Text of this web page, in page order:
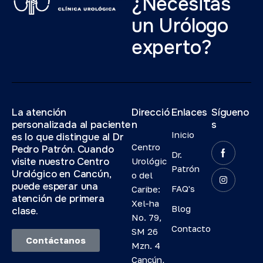
un Urólogo
experto?
La atención
personalizada al paciente
es lo que distingue al Dr
Pedro Patrón. Cuando
visite nuestro Centro
Urológico en Cancún,
puede esperar una
atención de primera
clase.
Contáctanos
Direcció
n
Centro
Urológic
o del
Caribe:
Xel-ha
No. 79,
SM 26
Mzn. 4
Cancún,
Enlaces
Inicio
Dr.
Patrón
FAQ's
Blog
Contacto
Sígueno
s